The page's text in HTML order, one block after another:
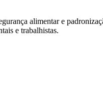
alimentar e
e trabalhistas.